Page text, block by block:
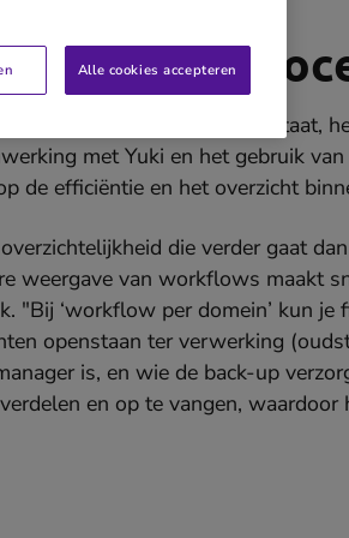
hoog in het vaandel staat,
met Yuki en het gebruik
de efficiëntie en het overzicht
die verder gaat
weergave van workflows maakt
"Bij ‘workflow per domein’ kun je
openstaan ter verwerking
is, en wie de back-up
en op te vangen, waardoor
Alle cookies accepteren